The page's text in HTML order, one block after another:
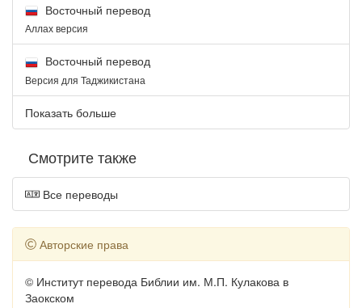
Восточный перевод
Аллах версия
Восточный перевод
Версия для Таджикистана
Показать больше
Смотрите также
Все переводы
Авторские права
© Институт перевода Библии им. М.П. Кулакова в
Заокском